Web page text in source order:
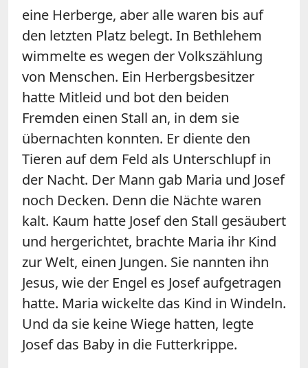
eine Herberge, aber alle waren bis auf
den letzten Platz belegt. In Bethlehem
wimmelte es wegen der Volkszählung
von Menschen. Ein Herbergsbesitzer
hatte Mitleid und bot den beiden
Fremden einen Stall an, in dem sie
übernachten konnten. Er diente den
Tieren auf dem Feld als Unterschlupf in
der Nacht. Der Mann gab Maria und Josef
noch Decken. Denn die Nächte waren
kalt. Kaum hatte Josef den Stall gesäubert
und hergerichtet, brachte Maria ihr Kind
zur Welt, einen Jungen. Sie nannten ihn
Jesus, wie der Engel es Josef aufgetragen
hatte. Maria wickelte das Kind in Windeln.
Und da sie keine Wiege hatten, legte
Josef das Baby in die Futterkrippe.